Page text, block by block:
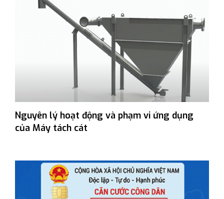
Nguyên lý hoạt động và phạm vi ứng dụng
của Máy tách cát